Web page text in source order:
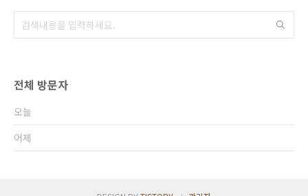
전체 방문자
오늘
어제